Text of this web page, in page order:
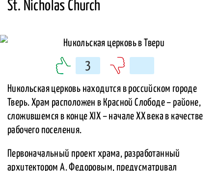
St. Nicholas Church
3
Никольская церковь находится в российском городе
Тверь. Храм расположен в Красной Слободе – районе,
сложившемся в конце XIX – начале XX века в качестве
рабочего поселения.
Первоначальный проект храма, разработанный
архитектором А. Федоровым, предусматривал